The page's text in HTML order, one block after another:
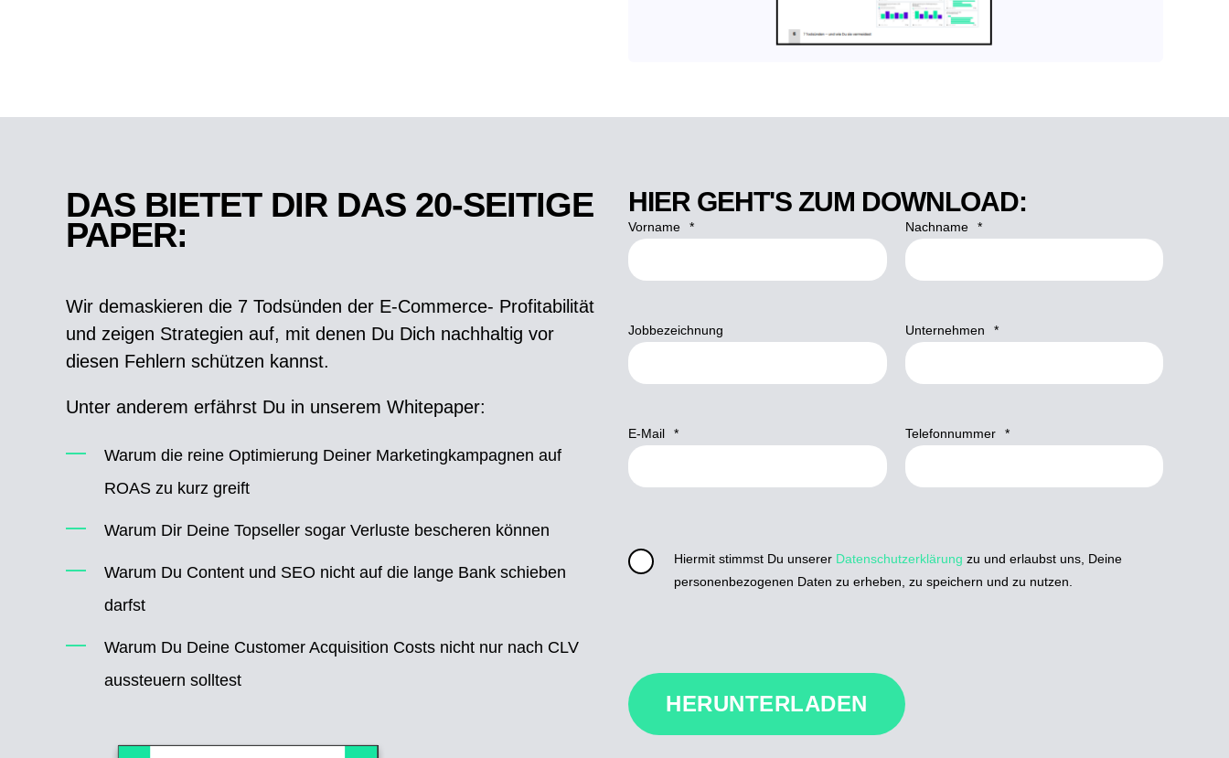
DAS BIETET DIR DAS 20-SEITIGE
PAPER:
Wir demaskieren die 7 Todsünden der E-Commerce- Profitabilität
und zeigen Strategien auf, mit denen Du Dich nachhaltig vor
diesen Fehlern schützen kannst.
Unter anderem erfährst Du in unserem Whitepaper:
Warum die reine Optimierung Deiner Marketingkampagnen auf
ROAS zu kurz greift
Warum Dir Deine Topseller sogar Verluste bescheren können
Warum Du Content und SEO nicht auf die lange Bank schieben
darfst
Warum Du Deine Customer Acquisition Costs nicht nur nach CLV
aussteuern solltest
HIER GEHT'S ZUM DOWNLOAD:
Vorname * Nachname *
Jobbezeichnung Unternehmen *
E-Mail * Telefonnummer *
Hiermit stimmst Du unserer Datenschutzerklärung zu und erlaubst uns, Deine
personenbezogenen Daten zu erheben, zu speichern und zu nutzen.